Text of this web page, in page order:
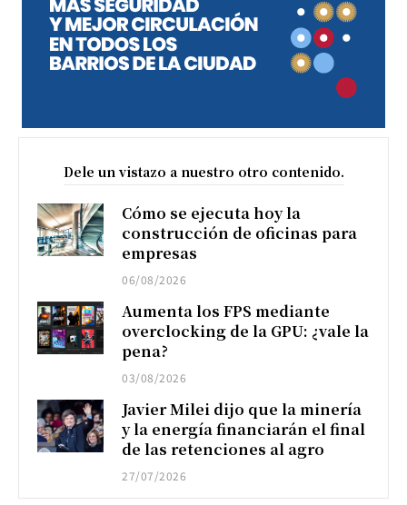
Dele un vistazo a nuestro otro contenido.
Cómo se ejecuta hoy la
construcción de oficinas para
empresas
06/08/2026
Aumenta los FPS mediante
overclocking de la GPU: ¿vale la
pena?
03/08/2026
Javier Milei dijo que la minería
y la energía financiarán el final
de las retenciones al agro
27/07/2026